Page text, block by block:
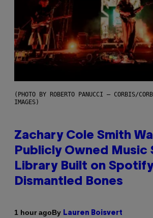
(PHOTO BY ROBERTO PANUCCI – CORBIS/
IMAGES)
Zachary Cole Smith
Publicly Owned Music
Library Built on
Dismantled Bones
1 hour agoBy Lauren Boisvert